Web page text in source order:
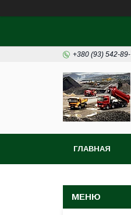
+380 (93) 542-
ГЛАВНАЯ